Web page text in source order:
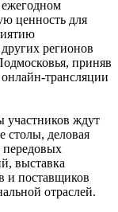
ценность для
регионов
приняв
трансляции
ждут
столы, деловая
передовых
выставка
и поставщиков
отраслей.